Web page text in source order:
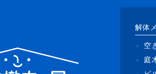
解体
空
庭